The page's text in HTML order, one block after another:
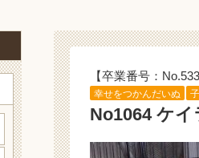
【卒業番号：No.533
幸せをつかんだいぬ
No1064 ケイ